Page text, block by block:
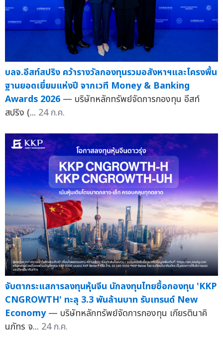
บลจ.อีสท์สปริง คว้ารางวัลกองทุนรวมอสังหาฯและโครงพื้น
ฐานยอดเยี่ยมแห่งปี จากเวที Money & Banking
Awards 2026 — บริษัทหลักทรัพย์จัดการกองทุน อีสท์
สปริง (... 24 ก.ค.
จับตากระแสการลงทุนหุ้นจีน นักลงทุนไทยซื้อกองทุน 'KKP
CNGROWTH' ทะลุ 3.3 พันล้านบาท รับเทรนด์ New
Economy — บริษัทหลักทรัพย์จัดการกองทุน เกียรตินาคิ
นภัทร จ... 24 ก.ค.